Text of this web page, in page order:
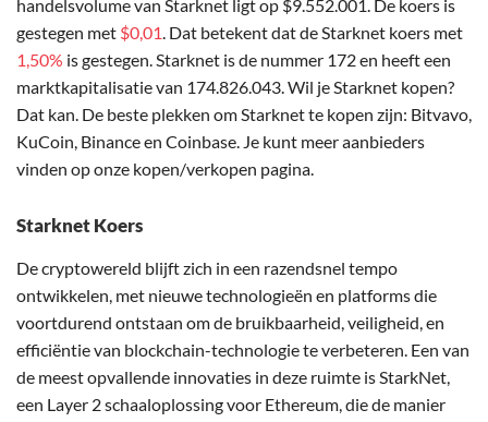
handelsvolume van Starknet ligt op $9.552.001. De koers is
gestegen met $0,01. Dat betekent dat de Starknet koers met
1,50% is gestegen. Starknet is de nummer 172 en heeft een
marktkapitalisatie van 174.826.043. Wil je Starknet kopen?
Dat kan. De beste plekken om Starknet te kopen zijn: Bitvavo,
KuCoin, Binance en Coinbase. Je kunt meer aanbieders
vinden op onze kopen/verkopen pagina.
Starknet Koers
De cryptowereld blijft zich in een razendsnel tempo
ontwikkelen, met nieuwe technologieën en platforms die
voortdurend ontstaan om de bruikbaarheid, veiligheid, en
efficiëntie van blockchain-technologie te verbeteren. Een van
de meest opvallende innovaties in deze ruimte is StarkNet,
een Layer 2 schaaloplossing voor Ethereum, die de manier